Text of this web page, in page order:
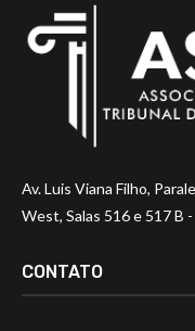
Av. Luis Viana Filho,
West, Salas 516 e 517 B
CONTATO